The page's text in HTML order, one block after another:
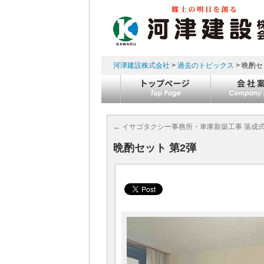
河津建設株式会社 > 過去のトピックス > 晩酌
コンテンツへスキップ
← イサゴタクシー事務所・車庫新築工事 落成
晩酌セット 第2弾